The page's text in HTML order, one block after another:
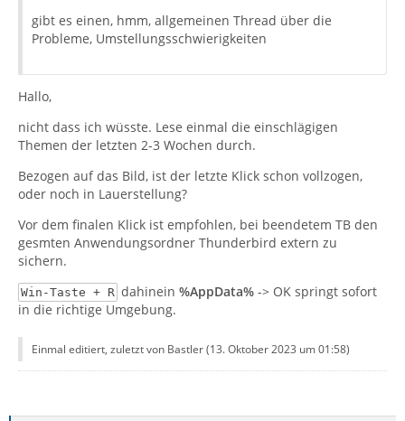
gibt es einen, hmm, allgemeinen Thread über die
Probleme, Umstellungsschwierigkeiten
Hallo,
nicht dass ich wüsste. Lese einmal die einschlägigen
Themen der letzten 2-3 Wochen durch.
Bezogen auf das Bild, ist der letzte Klick schon vollzogen,
oder noch in Lauerstellung?
Vor dem finalen Klick ist empfohlen, bei beendetem TB den
gesmten Anwendungsordner Thunderbird extern zu
sichern.
Win-Taste + R dahinein %AppData%-> OK springt sofort
in die richtige Umgebung.
Einmal editiert, zuletzt von Bastler (13. Oktober 2023 um 01:58)